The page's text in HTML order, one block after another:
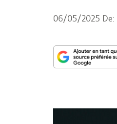
06/05/2025 De: